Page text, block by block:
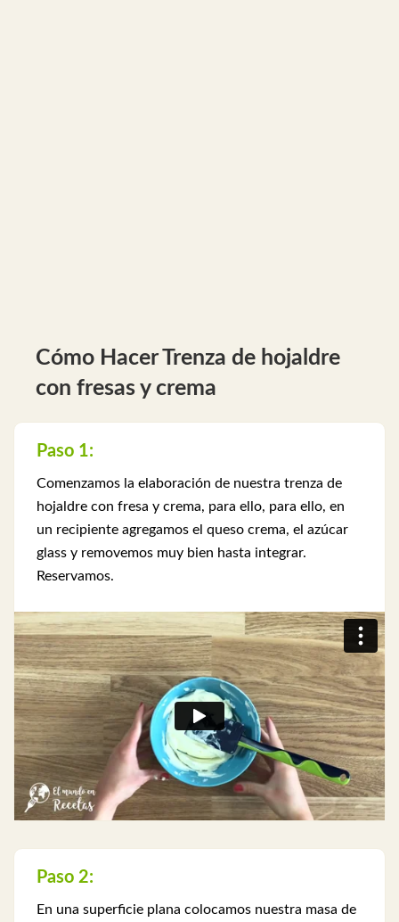
Cómo Hacer Trenza de hojaldre
con fresas y crema
Paso 1:
Comenzamos la elaboración de nuestra trenza de
hojaldre con fresa y crema, para ello, para ello, en
un recipiente agregamos el queso crema, el azúcar
glass y removemos muy bien hasta integrar.
Reservamos.
Paso 2:
En una superficie plana colocamos nuestra masa de